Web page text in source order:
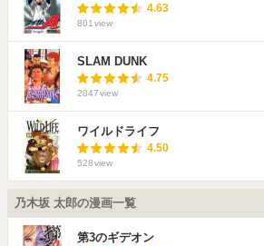
4.63
801 view
SLAM DUNK
4.75
2047view
ワイルドライフ
4.50
528view
乃木坂 太郎の漫画一覧
第3のギデオン